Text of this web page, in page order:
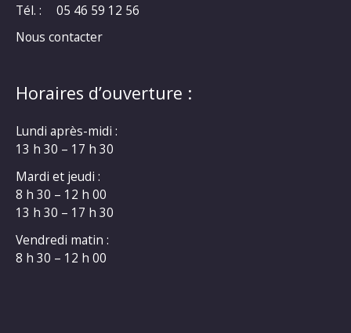
Tél. :
05 46 59 12 56
Nous contacter
Horaires d’ouverture :
Lundi après-midi :
13 h 30 – 17 h 30
Mardi et jeudi :
8 h 30 – 12 h 00
13 h 30 – 17 h 30
Vendredi matin :
8 h 30 – 12 h 00